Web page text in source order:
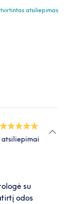
atsiliepimas
atsiliepimai
su
odos